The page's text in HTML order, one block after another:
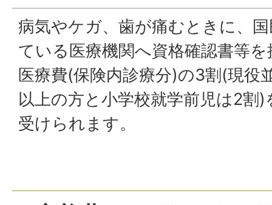
病気やケガ、歯が痛むときに、
ている医療機関へ資格確認書等
医療費(保険内診療分)の3割(現役
以上の方と小学校就学前児は2割
受けられます。